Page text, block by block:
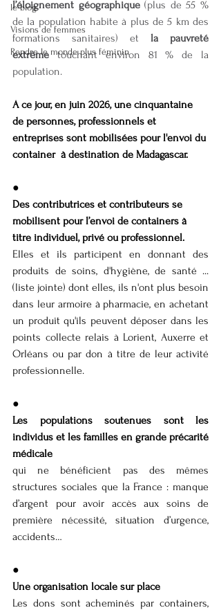
le-blog
Visions de femmes
Rendre le monde plus féminin
l’éloignement géographique (plus de 55 %
de la population habite à plus de 5 km des
formations sanitaires) et la pauvreté
extrême touchant environ 81 % de la
population.
A ce jour, en juin 2026, une cinquantaine
de personnes, professionnels et
entreprises sont mobilisées pour l'envoi du
container  à destination de Madagascar.
●
Des contributrices et contributeurs se
mobilisent pour l’envoi de containers à
titre individuel, privé ou professionnel.
Elles et ils participent en donnant des
produits de soins, d'hygiène, de santé ...
(liste jointe) dont elles, ils n'ont plus besoin
dans leur armoire à pharmacie, en achetant
un produit qu'ils peuvent déposer dans les
points collecte relais à Lorient, Auxerre et
Orléans ou par don à titre de leur activité
professionnelle.
●
Les populations soutenues sont les
individus et les familles en grande précarité
médicale
qui ne bénéficient pas des mêmes
structures sociales que la France : manque
d’argent pour avoir accès aux soins de
première nécessité, situation d’urgence,
accidents…
●
Une organisation locale sur place
Les dons sont acheminés par containers,